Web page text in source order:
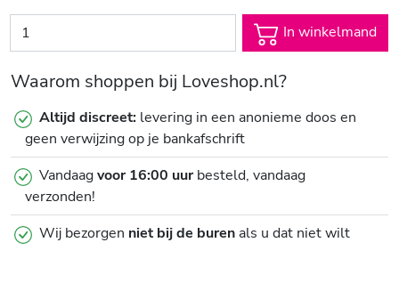
In winkelmand
Waarom shoppen bij Loveshop.nl?
Altijd discreet: levering in een anonieme doos en
geen verwijzing op je bankafschrift
Vandaagvoor 16:00 uurbesteld, vandaag
verzonden!
Wij bezorgen niet bij de burenals u dat niet wilt